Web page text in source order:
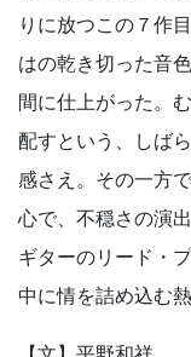
りに放つこの７作
はの乾き切った音
間に仕上がった。
配すという、しば
感さえ。その一方
心で、不穏さの演
ギターのリード・
中に情を詰め込む